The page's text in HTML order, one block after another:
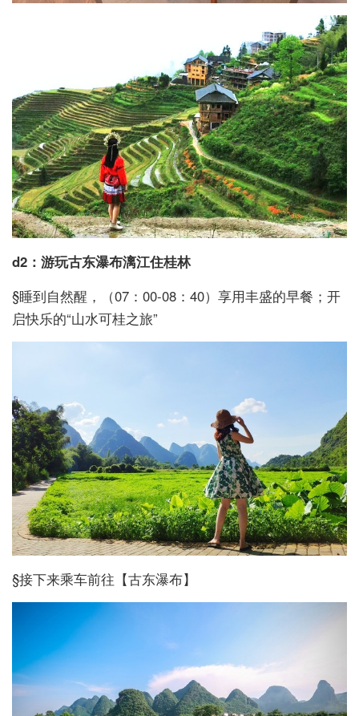
d2：游玩古东瀑布漓江住桂林
§睡到自然醒，（07：00-08：40）享用丰盛的早餐；开
启快乐的“山水可桂之旅”
§接下来乘车前往【古东瀑布】